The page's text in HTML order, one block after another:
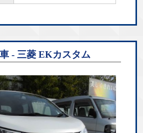
- 三菱 EKカスタム